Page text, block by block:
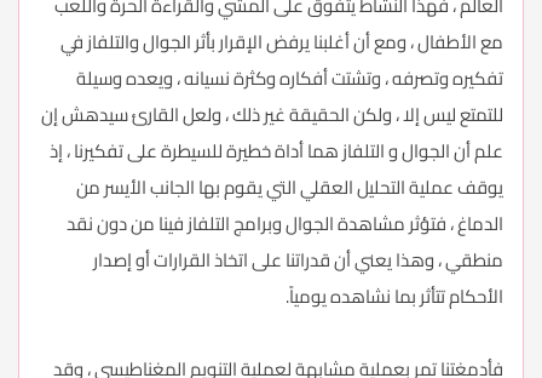
مع الأطفال ، ومع أن أغلبنا يرفض الإقرار بأثر الجوال والتلفاز في
تفكيره وتصرفه ، وتشتت أفكاره وكثرة نسيانه ، ويعده وسيلة
للتمتع ليس إلا ، ولكن الحقيقة غير ذلك ، ولعل القارئ سيدهش إن
علم أن الجوال و التلفاز هما أداة خطيرة للسيطرة على تفكيرنا ، إذ
يوقف عملية التحليل العقلي التي يقوم بها الجانب الأيسر من
الدماغ ، فتؤثر مشاهدة الجوال وبرامج التلفاز فينا من دون نقد
منطقي ، وهذا يعني أن قدراتنا على اتخاذ القرارات أو إصدار
الأحكام تتأثر بما نشاهده يومياً.
فأدمغتنا تمر بعملية مشابهة لعملية التنويم المغناطيسي ، وقد